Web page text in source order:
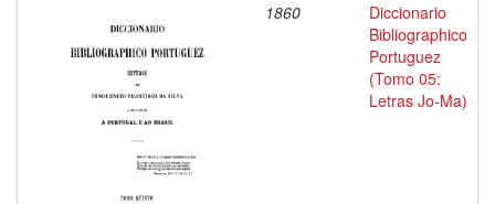
1860
Diccionario
Bibliographico
Portuguez
(Tomo 05:
Letras Jo-Ma)